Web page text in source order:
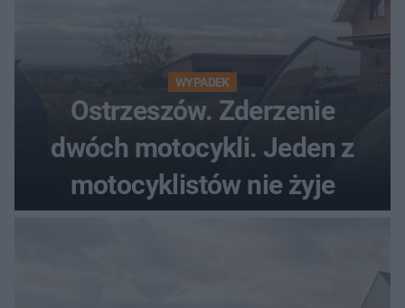
WYPADEK
Ostrzeszów. Zderzenie
dwóch motocykli. Jeden z
motocyklistów nie żyje